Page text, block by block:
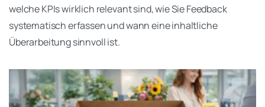
welche KPIs wirklich relevant sind, wie Sie Feedback
systematisch erfassen und wann eine inhaltliche
Überarbeitung sinnvoll ist.